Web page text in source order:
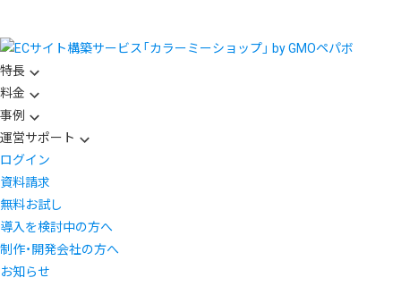
特長
料金
事例
運営サポート
ログイン
資料請求
無料お試し
導入を検討中の方へ
制作・開発会社の方へ
お知らせ